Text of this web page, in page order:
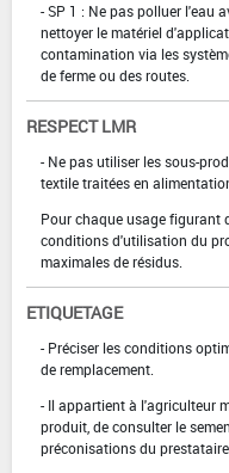
- SP 1 : Ne pas polluer l'eau
nettoyer le matériel
contamination via les
de ferme ou des routes.
RESPECT LMR
- Ne pas utiliser les sous-
textile traitées en
Pour chaque usage figurant
conditions d'utilisation du
maximales de résidus.
ETIQUETAGE
- Préciser les conditions
de remplacement.
- Il appartient à l'agriculteur
produit, de consulter le
préconisations du